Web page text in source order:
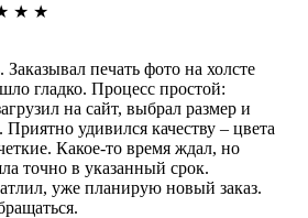
★ ★
Заказывал печать фото на холсте
гладко. Процесс простой:
на сайт, выбрал размер и
Приятно удивился качеству – цвета
Какое-то время ждал, но
точно в указанный срок.
уже планирую новый заказ.